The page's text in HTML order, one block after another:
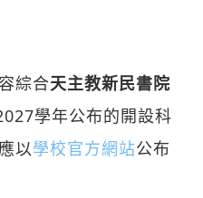
綜合天主教新民書院
學年公布的開設科
以學校官方網站公布